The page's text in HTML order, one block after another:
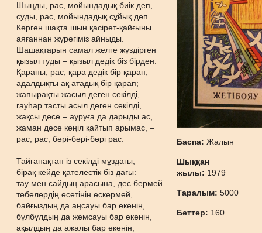
Шыңды, рас, мойындадық биік деп,
суды, рас, мойындадық сұйық деп.
Көрген шақта шын қасірет-қайғыны
аяғаннан жүрегіміз айныды.
Шашақтарын самал желге жүздірген
қызыл туды – қызыл дедік біз бірден.
Қараны, рас, қара дедік бір қарап,
адалдықты ақ атадық бір қарап;
жапырақты жасыл деген секілді,
гауһар тасты асыл деген секілді,
жақсы десе – ауруға да дарыды ас,
жаман десе көңіл қайтып арымас, –
рас, рас, бәрі-бәрі-бәрі рас.
Тайғанақтап із секілді мұздағы,
бірақ кейде қателестік біз дағы:
тау мен сайдың арасына, дес бермей
төбелердің өсетінін ескермей,
байғыздың да аңсауы бар екенін,
бұлбұлдың да жемсауы бар екенін,
ақылдың да ажалы бар екенін,
Баспа:Жалын
Шыққан
жылы: 1979
Таралым:5000
Беттер: 160